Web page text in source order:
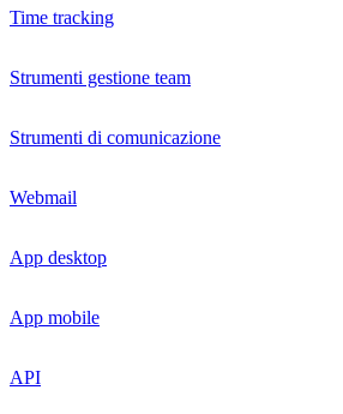
Time tracking
Strumenti gestione team
Strumenti di comunicazione
Webmail
App desktop
App mobile
API